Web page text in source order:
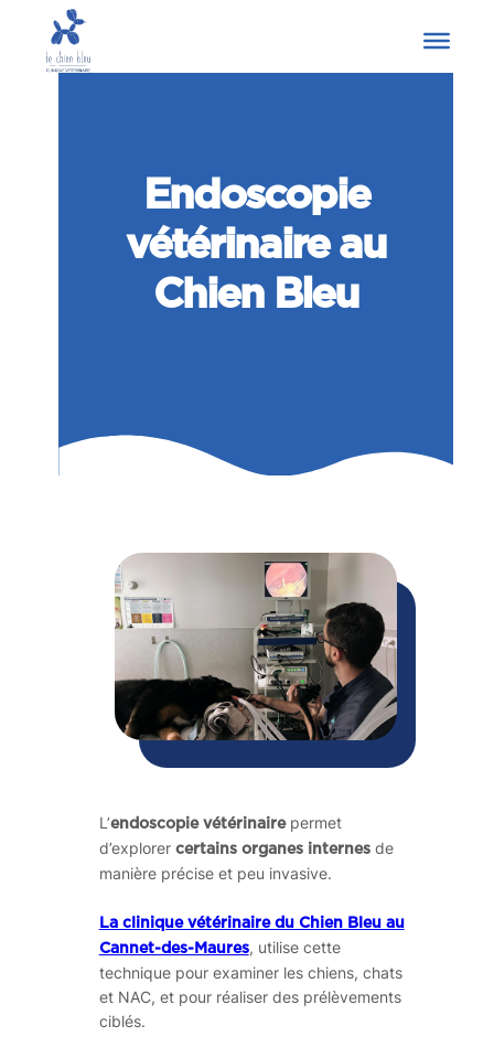
Endoscopie
vétérinaire au
Chien Bleu
L’endoscopie vétérinairepermet
d’explorer certains organes internes de
manière précise et peu invasive.
La clinique vétérinaire du Chien Bleu au
Cannet-des-Maures, utilise cette
technique pour examiner les chiens, chats
et NAC, et pour réaliser des prélèvements
ciblés.